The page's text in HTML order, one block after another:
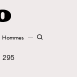
Hommes
295